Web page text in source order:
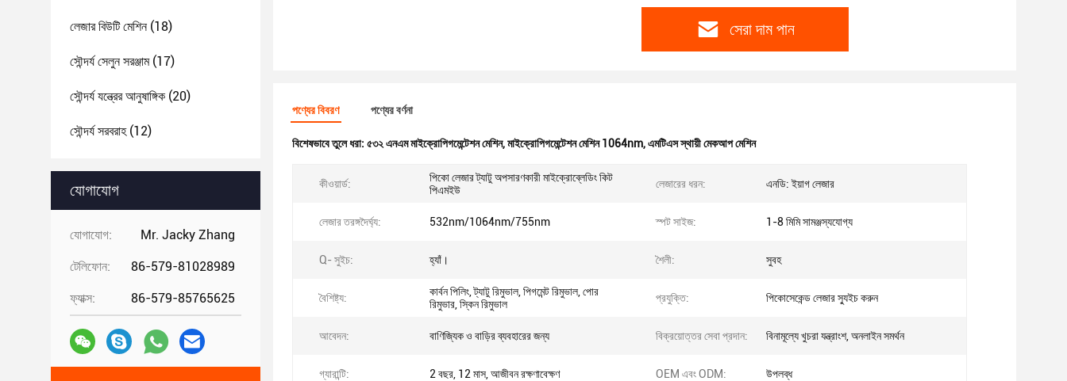
লেজার বিউটি মেশিন(18)
সৌন্দর্য সেলুন সরঞ্জাম(17)
সৌন্দর্য যন্ত্রের আনুষাঙ্গিক (20)
সৌন্দর্য সরবরাহ(12)
যোগাযোগ
যোগাযোগ: Mr. Jacky Zhang
টেলিফোন: 86-579-81028989
ফ্যাক্স: 86-579-85765625
সেরা দাম পান
পণ্যের বিবরণ পণ্যের বর্ণনা
বিশেষভাবে তুলে ধরা: ৫৩২ এনএম মাইক্রোপিগমেন্টেশন মেশিন,মাইক্রোপিগমেন্টেশন মেশিন 1064nm,এমটিএস স্থায়ী মেকআপ মেশিন
কীওয়ার্ড:
পিকো লেজার ট্যাটু অপসারণকারী মাইক্রোব্লেডিং কিট
পিএমইউ
লেজারের ধরন: এনডি: ইয়াগ লেজার
লেজার তরঙ্গদৈর্ঘ্য: 532nm/1064nm/755nm স্পট সাইজ: 1-8 মিমি সামঞ্জস্যযোগ্য
Q- সুইচ: হ্যাঁ। শৈলী: সুবহ
বৈশিষ্ট্য:
কার্বন পিলিং, ট্যাটু রিমুভাল, পিগমেন্ট রিমুভাল, পোর
রিমুভার, স্কিন রিমুভাল
প্রযুক্তি: পিকোসেকেন্ড লেজার স্যুইচ করুন
আবেদন: বাণিজ্যিক ও বাড়ির ব্যবহারের জন্য বিক্রয়োত্তর সেবা প্রদান: বিনামূল্যে খুচরা যন্ত্রাংশ, অনলাইন সমর্থন
গ্যারান্টি: 2 বছর, 12 মাস, আজীবন রক্ষণাবেক্ষণ OEM এবং ODM: উপলব্ধ